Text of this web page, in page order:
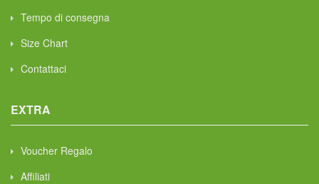
Tempo di consegna
Size Chart
Contattaci
EXTRA
Voucher Regalo
Affiliati